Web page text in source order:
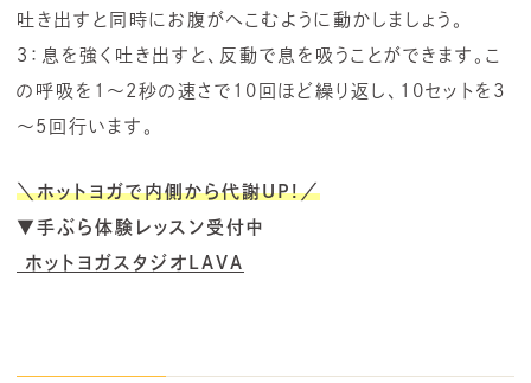
吐き出すと同時にお腹がへこむように動かしましょう。
３：息を強く吐き出すと、反動で息を吸うことができます。こ
の呼吸を1～2秒の速さで10回ほど繰り返し、10セットを3
～5回行います。
＼ホットヨガで内側から代謝UP!／
▼手ぶら体験レッスン受付中
ホットヨガスタジオLAVA